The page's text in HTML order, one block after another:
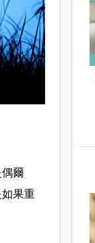
爾
果重